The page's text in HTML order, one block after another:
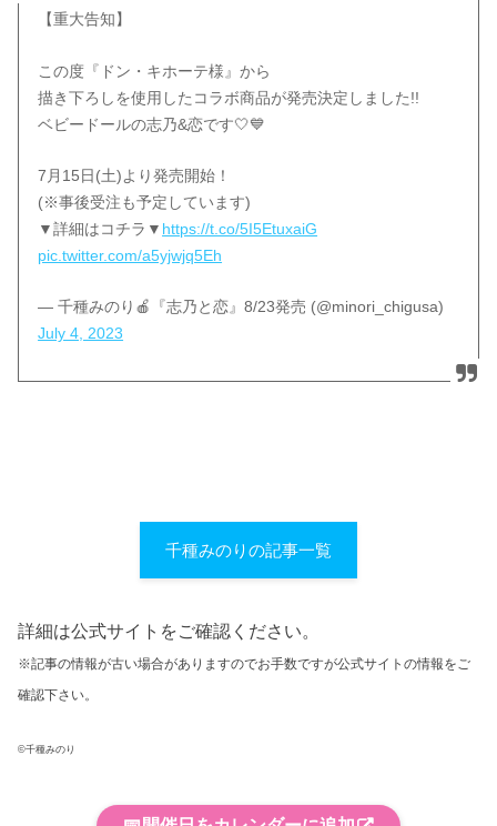
【重大告知】
この度『ドン・キホーテ様』から
描き下ろしを使用したコラボ商品が発売決定しました!!
ベビードールの志乃&恋です🤍💙
7月15日(土)より発売開始！
(※事後受注も予定しています)
▼詳細はコチラ▼ https://t.co/5I5EtuxaiG
pic.twitter.com/a5yjwjq5Eh
— 千種みのり🍎『志乃と恋』8/23発売 (@minori_chigusa)
July 4, 2023
千種みのりの記事一覧
詳細は公式サイトをご確認ください。
※記事の情報が古い場合がありますのでお手数ですが公式サイトの情報をご
確認下さい。
©千種みのり